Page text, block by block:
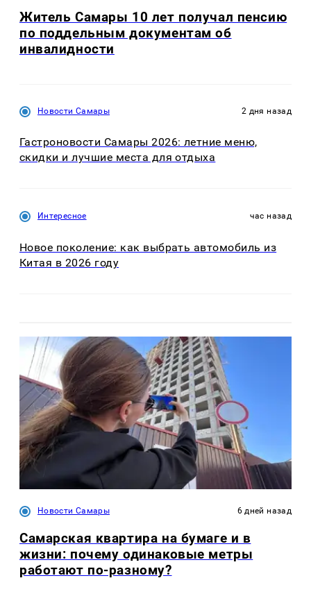
Житель Самары 10 лет получал пенсию
по поддельным документам об
инвалидности
Новости Самары 2 дня назад
Гастроновости Самары 2026: летние меню,
скидки и лучшие места для отдыха
Интересное час назад
Новое поколение: как выбрать автомобиль из
Китая в 2026 году
Новости Самары 6 дней назад
Самарская квартира на бумаге и в
жизни: почему одинаковые метры
работают по-разному?